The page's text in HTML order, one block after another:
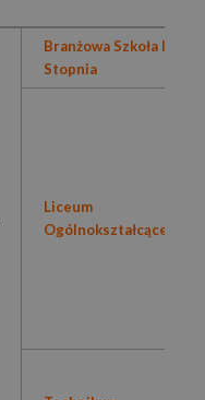
Branżowa Szkoła I
Stopnia
Liceum
Ogólnokształcące